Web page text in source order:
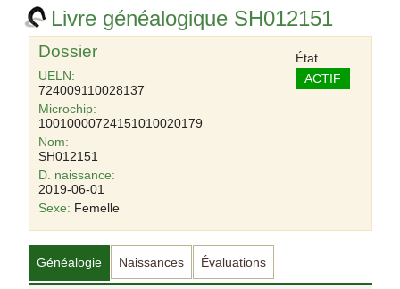
Livre généalogique SH012151
Dossier
UELN:
724009110028137
Microchip:
10010000724151010020179
Nom:
SH012151
D. naissance:
2019-06-01
Sexe: Femelle
État
ACTIF
Généalogie Naissances Évaluations